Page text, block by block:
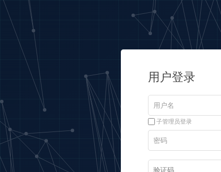
用户登录
子管理员登录